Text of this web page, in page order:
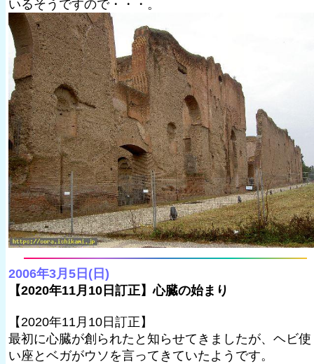
いるそうですので・・・。
2006年3月5日(日)
【2020年11月10日訂正】心臓の始まり
【2020年11月10日訂正】
最初に心臓が創られたと知らせてきましたが、ヘビ使
い座とベガがウソを言ってきていたようです。